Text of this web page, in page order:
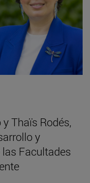
Thaïs Rodés,
y
Facultades